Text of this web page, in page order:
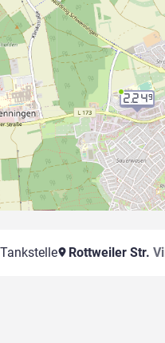
2.249
Rottweiler Str.